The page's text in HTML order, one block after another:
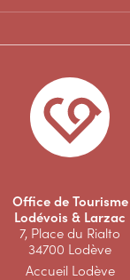
Office de Tourisme
Lodévois & Larzac
7, Place du Rialto
34700 Lodève
Accueil Lodève